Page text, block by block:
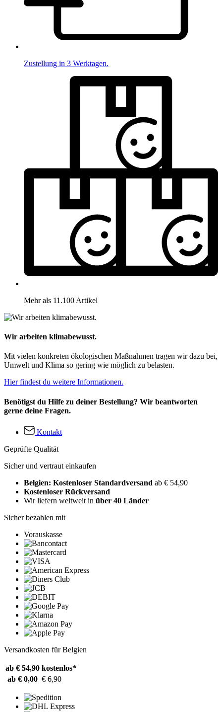
Zustellung in 3 Werktagen.
Mehr als 11.100 Artikel
Wir arbeiten klimabewusst.
Mit vielen konkreten ökologischen Maßnahmen tragen wir dazu bei,
Umwelt und Klima so gering wie möglich zu belasten.
Hier findest du weitere Informationen.
Benötigst du Hilfe zu deiner Bestellung? Wir beantworten
gerne deine Fragen.
Kontakt
Geprüfte Qualität
Sicher und vertraut einkaufen
Belgien: Kostenloser Standardversand ab € 54,90
Kostenloser Rückversand
Wir liefern weltweit in über 40 Länder
Sicher bezahlen mit
Vorauskasse
Versandkosten für Belgien
ab € 54,90 kostenlos*
ab € 0,00 € 6,90